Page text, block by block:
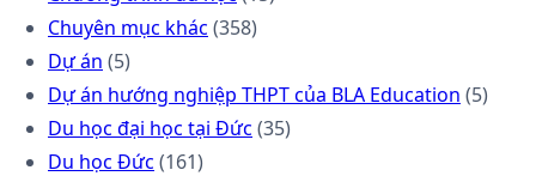
Chuyên mục khác (358)
Dự án (5)
Dự án hướng nghiệp THPT của BLA Education (5)
Du học đại học tại Đức (35)
Du học Đức (161)